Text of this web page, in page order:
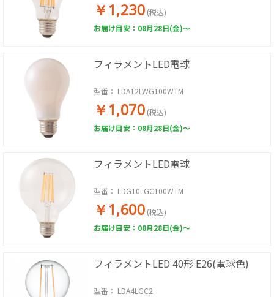
￥1,230 (税込)
お届け目安：08月28日(金)～
フィラメントLED電球
型番： LDA12LWG100WTM
￥1,070 (税込)
お届け目安：08月28日(金)～
フィラメントLED電球
型番： LDG10LGC100WTM
￥1,600 (税込)
お届け目安：08月28日(金)～
フィラメントLED 40形 E26(電球色)
型番： LDA4LGC2